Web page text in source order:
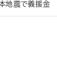
本地震で義援金